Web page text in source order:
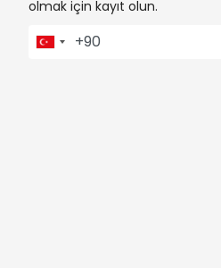
olmak için kayıt olun.